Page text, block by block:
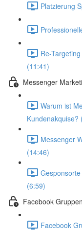
Platzierung
Re-
(11:41)
Messenger
Warum ist
Kundenakquise?
Messenger
(14:46)
(6:59)
Facebook
Facebook